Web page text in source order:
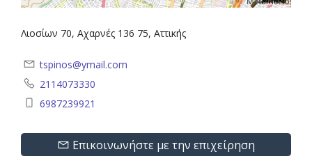
Λιοσίων 70, Αχαρνές 136 75, Αττικής
tspinos@ymail.com
2114073330
6987239921
Επικοινωνήστε με την επιχείρηση